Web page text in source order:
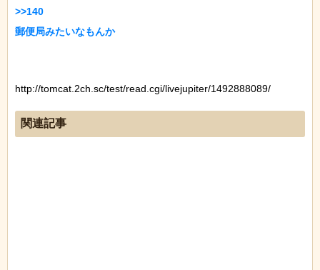
>>140
郵便局みたいなもんか
http://tomcat.2ch.sc/test/read.cgi/livejupiter/1492888089/
関連記事